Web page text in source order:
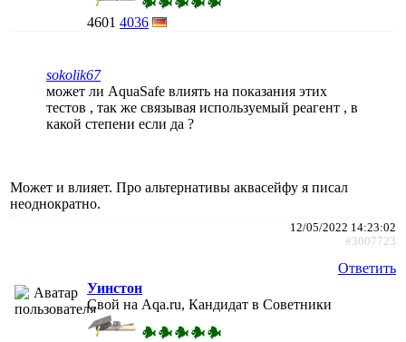
4601 4036
sokolik67
может ли AquaSafe влиять на показания этих
тестов , так же связывая используемый реагент , в
какой степени если да ?
Может и влияет. Про альтернативы аквасейфу я писал
неоднократно.
12/05/2022 14:23:02
#3007723
Ответить
Уинстон
Свой на Aqa.ru, Кандидат в Советники